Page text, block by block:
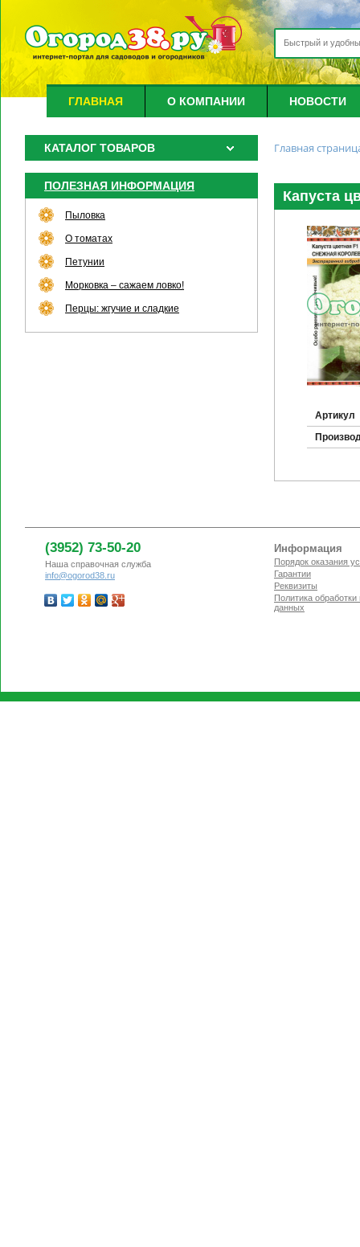
ГЛАВНАЯ О КОМПАНИИ НОВОСТИ
КАТАЛОГ ТОВАРОВ
ПОЛЕЗНАЯ ИНФОРМАЦИЯ
Пыловка
О томатах
Петунии
Морковка – сажаем ловко!
Перцы: жгучие и сладкие
Главная
Капуста
Артикул
(3952) 73-50-20
Наша справочная служба
info@ogorod38.ru
Информация
Порядок оказания
Гарантии
Реквизиты
Политика
данных